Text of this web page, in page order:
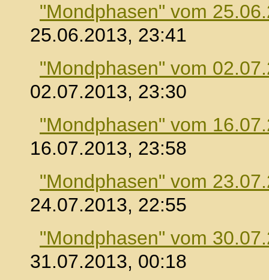
"Mondphasen" vom
25.06.2013, 23:41
"Mondphasen" vom
02.07.2013, 23:30
"Mondphasen" vom
16.07.2013, 23:58
"Mondphasen" vom
24.07.2013, 22:55
"Mondphasen" vom
31.07.2013, 00:18